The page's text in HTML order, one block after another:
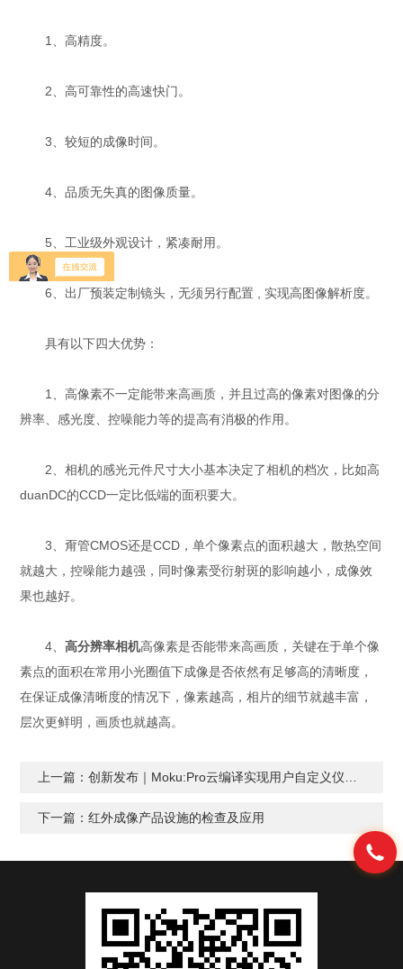
1、高精度。
2、高可靠性的高速快门。
3、较短的成像时间。
4、品质无失真的图像质量。
5、工业级外观设计，紧凑耐用。
6、出厂预装定制镜头，无须另行配置 , 实现高图像解析度。
具有以下四大优势：
1、高像素不一定能带来高画质，并且过高的像素对图像的分
辨率、感光度、控噪能力等的提高有消极的作用。
2、相机的感光元件尺寸大小基本决定了相机的档次，比如高
duanDC的CCD一定比低端的面积要大。
3、甭管CMOS还是CCD，单个像素点的面积越大，散热空间
就越大，控噪能力越强，同时像素受衍射斑的影响越小，成像效
果也越好。
4、高分辨率相机高像素是否能带来高画质，关键在于单个像
素点的面积在常用小光圈值下成像是否依然有足够高的清晰度，
在保证成像清晰度的情况下，像素越高，相片的细节就越丰富，
层次更鲜明，画质也就越高。
上一篇：创新发布｜Moku:Pro云编译实现用户自定义仪器测量功能！
下一篇：红外成像产品设施的检查及应用